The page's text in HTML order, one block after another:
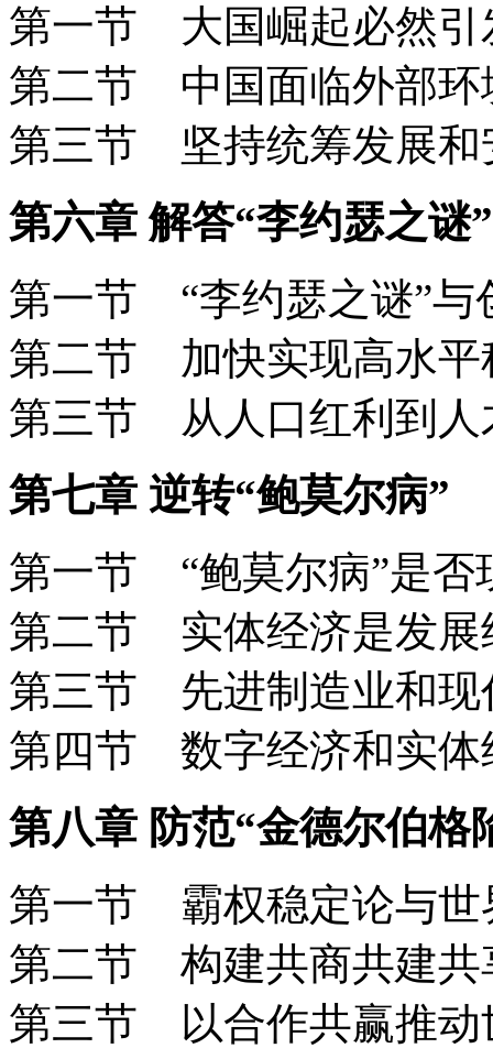
第一节 大国崛起必然
第二节 中国面临外部环
第三节 坚持统筹发展
第六章 解答“李约瑟之谜”
第一节 “李约瑟之谜”
第二节 加快实现高水
第三节 从人口红利到
第七章 逆转“鲍莫尔病”
第一节 “鲍莫尔病”是
第二节 实体经济是发
第三节 先进制造业和
第四节 数字经济和实
第八章 防范“金德尔伯格
第一节 霸权稳定论与
第二节 构建共商共建
第三节 以合作共赢推